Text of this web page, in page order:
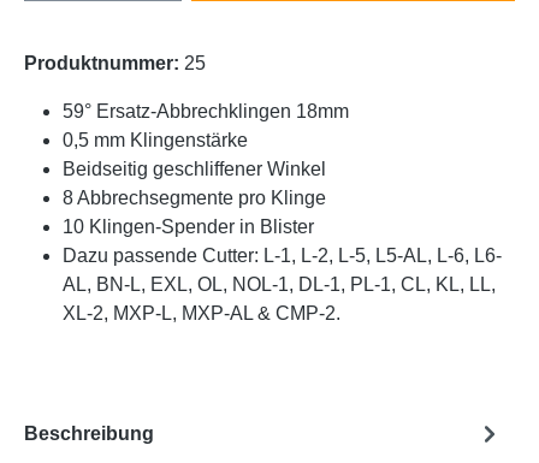
Produktnummer: 25
59° Ersatz-Abbrechklingen 18mm
0,5 mm Klingenstärke
Beidseitig geschliffener Winkel
8 Abbrechsegmente pro Klinge
10 Klingen-Spender in Blister
Dazu passende Cutter: L-1, L-2, L-5, L5-AL, L-6, L6-
AL, BN-L, EXL, OL, NOL-1, DL-1, PL-1, CL, KL, LL,
XL-2, MXP-L, MXP-AL & CMP-2.
Beschreibung